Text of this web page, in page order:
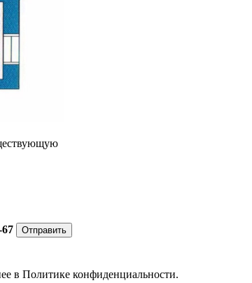
67 Отправить
в Политике конфиденциальности.